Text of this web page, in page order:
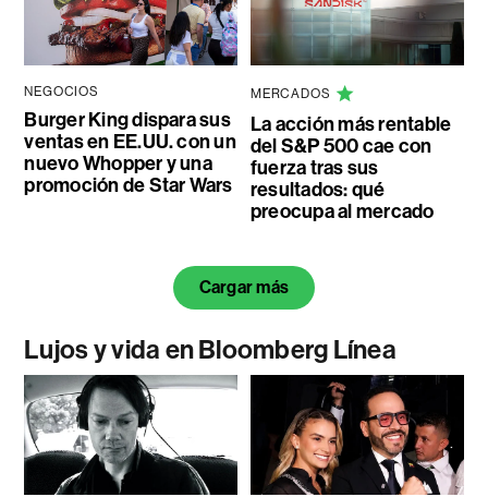
NEGOCIOS
Burger King dispara sus
ventas en EE.UU. con un
nuevo Whopper y una
promoción de Star Wars
MERCADOS
La acción más rentable
del S&P 500 cae con
fuerza tras sus
resultados: qué
preocupa al mercado
Cargar más
Lujos y vida en Bloomberg Línea